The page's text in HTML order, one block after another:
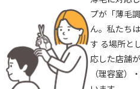
プが「薄毛
ん。私たち
す る場所と
応した店舗
（理容室）